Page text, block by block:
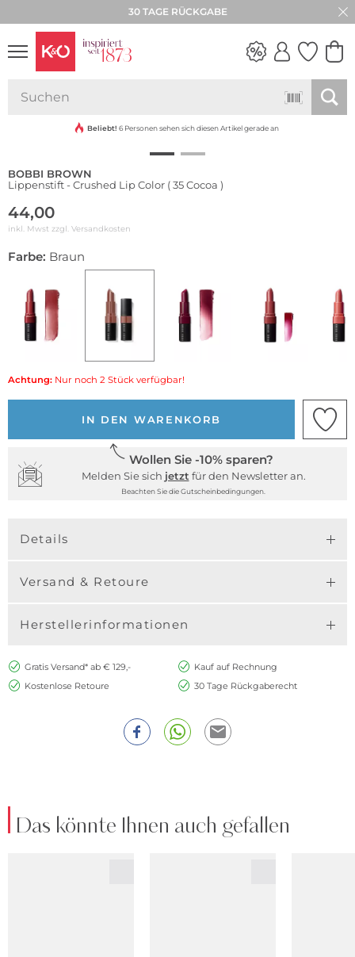
30 TAGE RÜCKGABE
VIBES
Beliebt! 6 Personen sehen sich diesen Artikel gerade an
BOBBI BROWN
Lippenstift - Crushed Lip Color ( 35 Cocoa )
44,00
inkl. Mwst zzgl. Versandkosten
Farbe: Braun
Achtung: Nur noch 2 Stück verfügbar!
IN DEN WARENKORB
Wollen Sie -10% sparen?
Melden Sie sich jetzt für den Newsletter an.
Beachten Sie die Gutscheinbedingungen.
Details
Versand & Retoure
Herstellerinformationen
Gratis Versand* ab € 129,-
Kauf auf Rechnung
Kostenlose Retoure
30 Tage Rückgaberecht
Das könnte Ihnen auch gefallen